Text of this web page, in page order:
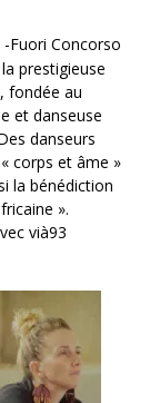
Fuori Concorso
prestigieuse
fondée au
et danseuse
danseurs
corps et âme »
la bénédiction
».
vià93